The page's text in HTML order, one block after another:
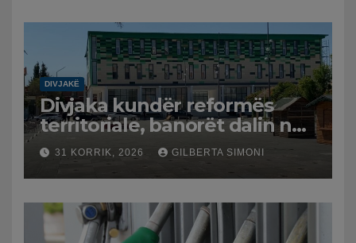
DIVJAKË
Divjaka kundër reformës
territoriale, banorët dalin në
protestë.
31 KORRIK, 2026 GILBERTA SIMONI